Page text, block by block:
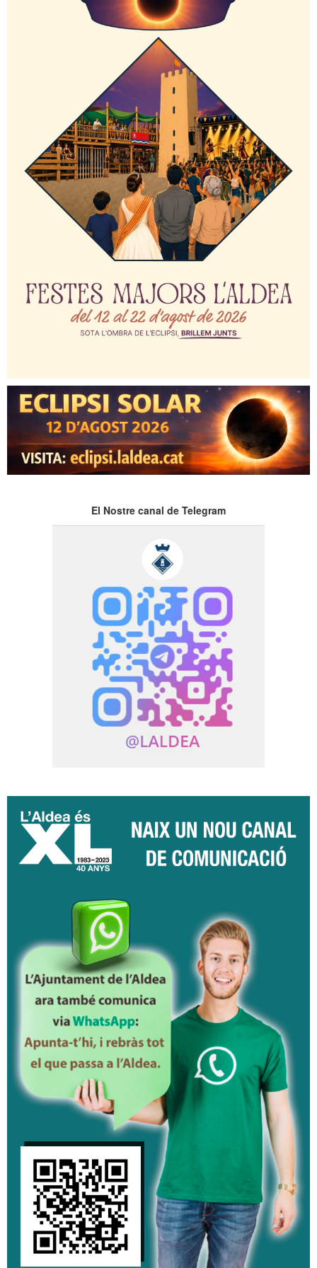
El Nostre canal de Telegram